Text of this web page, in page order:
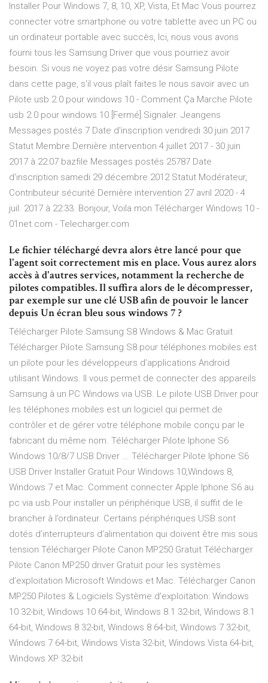
Installer Pour Windows 7, 8, 10, XP, Vista, Et Mac Vous pourrez
connecter votre smartphone ou votre tablette avec un PC ou
un ordinateur portable avec succès, Ici, nous vous avons
fourni tous les Samsung Driver que vous pourriez avoir
besoin. Si vous ne voyez pas votre désir Samsung Pilote
dans cette page, s'il vous plaît faites le nous savoir avec un
Pilote usb 2.0 pour windows 10 - Comment Ça Marche Pilote
usb 2.0 pour windows 10 [Fermé] Signaler. Jeangens
Messages postés 7 Date d'inscription vendredi 30 juin 2017
Statut Membre Dernière intervention 4 juillet 2017 - 30 juin
2017 à 22:07 bazfile Messages postés 25787 Date
d'inscription samedi 29 décembre 2012 Statut Modérateur,
Contributeur sécurité Dernière intervention 27 avril 2020 - 4
juil. 2017 à 22:33. Bonjour, Voila mon Télécharger Windows 10 -
01net.com - Telecharger.com
Le fichier téléchargé devra alors être lancé pour que
l'agent soit correctement mis en place. Vous aurez alors
accès à d'autres services, notamment la recherche de
pilotes compatibles. Il suffira alors de le décompresser,
par exemple sur une clé USB afin de pouvoir le lancer
depuis Un écran bleu sous windows 7 ?
Télécharger Pilote Samsung S8 Windows & Mac Gratuit
Télécharger Pilote Samsung S8 pour téléphones mobiles est
un pilote pour les développeurs d’applications Android
utilisant Windows. Il vous permet de connecter des appareils
Samsung à un PC Windows via USB. Le pilote USB Driver pour
les téléphones mobiles est un logiciel qui permet de
contrôler et de gérer votre téléphone mobile conçu par le
fabricant du même nom. Télécharger Pilote Iphone S6
Windows 10/8/7 USB Driver ... Télécharger Pilote Iphone S6
USB Driver Installer Gratuit Pour Windows 10,Windows 8,
Windows 7 et Mac. Comment connecter Apple Iphone S6 au
pc via usb.Pour installer un périphérique USB, il suffit de le
brancher à l’ordinateur. Certains périphériques USB sont
dotés d’interrupteurs d’alimentation qui doivent être mis sous
tension Télécharger Pilote Canon MP250 Gratuit Télécharger
Pilote Canon MP250 driver Gratuit pour les systèmes
d’exploitation Microsoft Windows et Mac. Télécharger Canon
MP250 Pilotes & Logiciels Système d’exploitation: Windows
10 32-bit, Windows 10 64-bit, Windows 8.1 32-bit, Windows 8.1
64-bit, Windows 8 32-bit, Windows 8 64-bit, Windows 7 32-bit,
Windows 7 64-bit, Windows Vista 32-bit, Windows Vista 64-bit,
Windows XP 32-bit